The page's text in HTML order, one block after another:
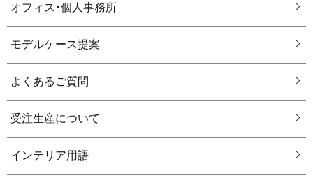
オフィス･個人事務所
モデルケース提案
よくあるご質問
受注生産について
インテリア用語